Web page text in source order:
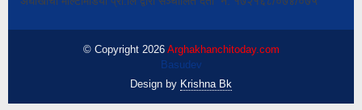
© Copyright 2026 Arghakhanchitoday.com
Basudev
Design by Krishna Bk